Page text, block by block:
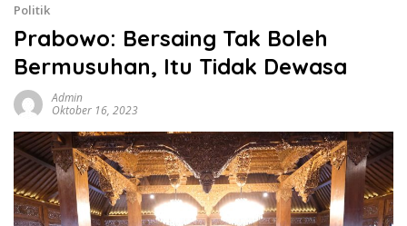
Politik
Prabowo: Bersaing Tak Boleh
Bermusuhan, Itu Tidak Dewasa
Admin
Oktober 16, 2023